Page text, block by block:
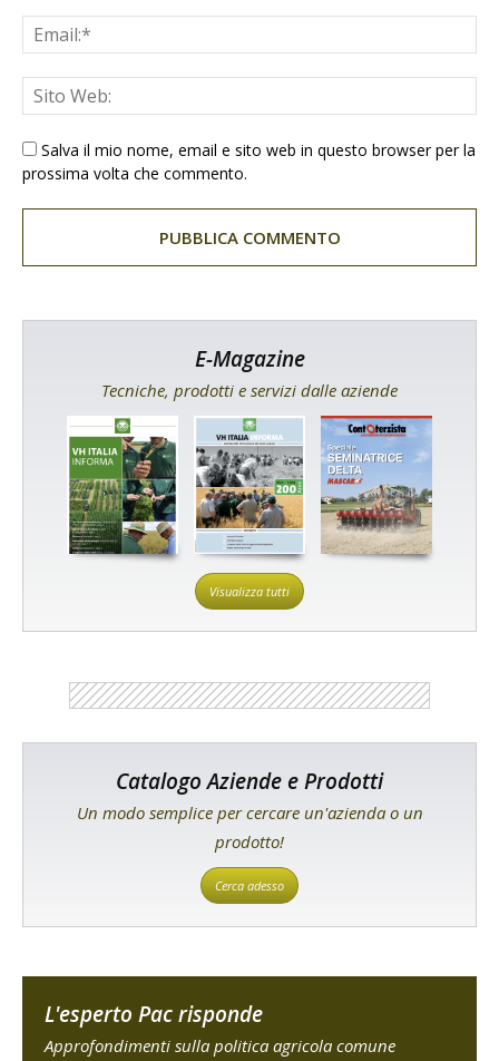
Salva il mio nome, email e sito web in questo browser per la
prossima volta che commento.
E-Magazine
Tecniche, prodotti e servizi dalle aziende
Visualizza tutti
Catalogo Aziende e Prodotti
Un modo semplice per cercare un'azienda o un
prodotto!
Cerca adesso
L'esperto Pac risponde
Approfondimenti sulla politica agricola comune